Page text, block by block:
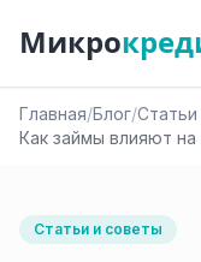
Микро
Главная/Блог/
Как займы влияют
Статьи и советы